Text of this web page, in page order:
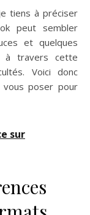
tiens à préciser
peut sembler
et quelques
à travers cette
Voici donc
vous poser pour
sur